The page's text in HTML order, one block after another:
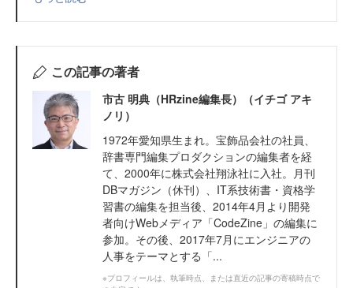
この記事の著者
市古 明典（HRzine編集長）（イチゴ アキ
ノリ）
1972年愛知県生まれ。宝飾品会社の社員、
辞書専門編集プロダクションの編集者を経
て、2000年に株式会社翔泳社に入社。月刊
DBマガジン（休刊）、IT系技術書・資格学
習書の編集を担当後、2014年4月より開発
者向けWebメディア「CodeZine」の編集に
参加。その後、2017年7月にエンジニアの
人事をテーマとする「...
※プロフィールは、執筆時点、または直近の記事の寄稿時点で